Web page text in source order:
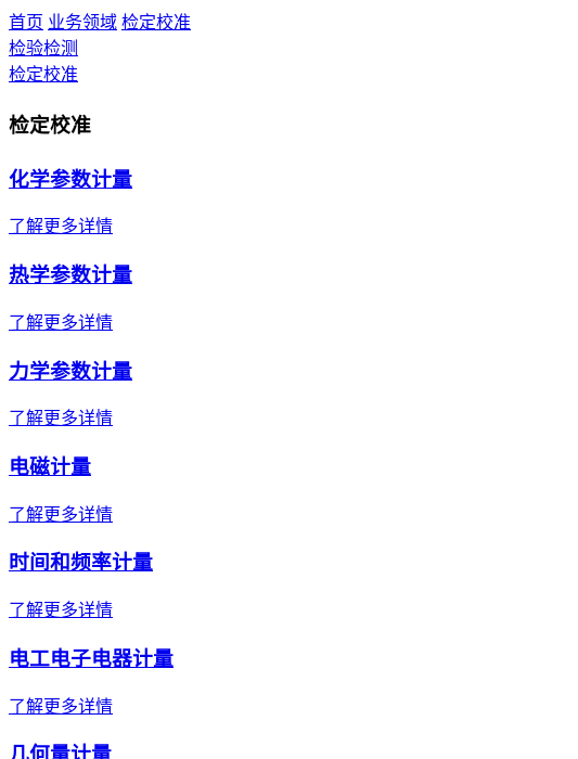
首页 业务领域 检定校准
检验检测
检定校准
检定校准
化学参数计量
了解更多详情
热学参数计量
了解更多详情
力学参数计量
了解更多详情
电磁计量
了解更多详情
时间和频率计量
了解更多详情
电工电子电器计量
了解更多详情
几何量计量